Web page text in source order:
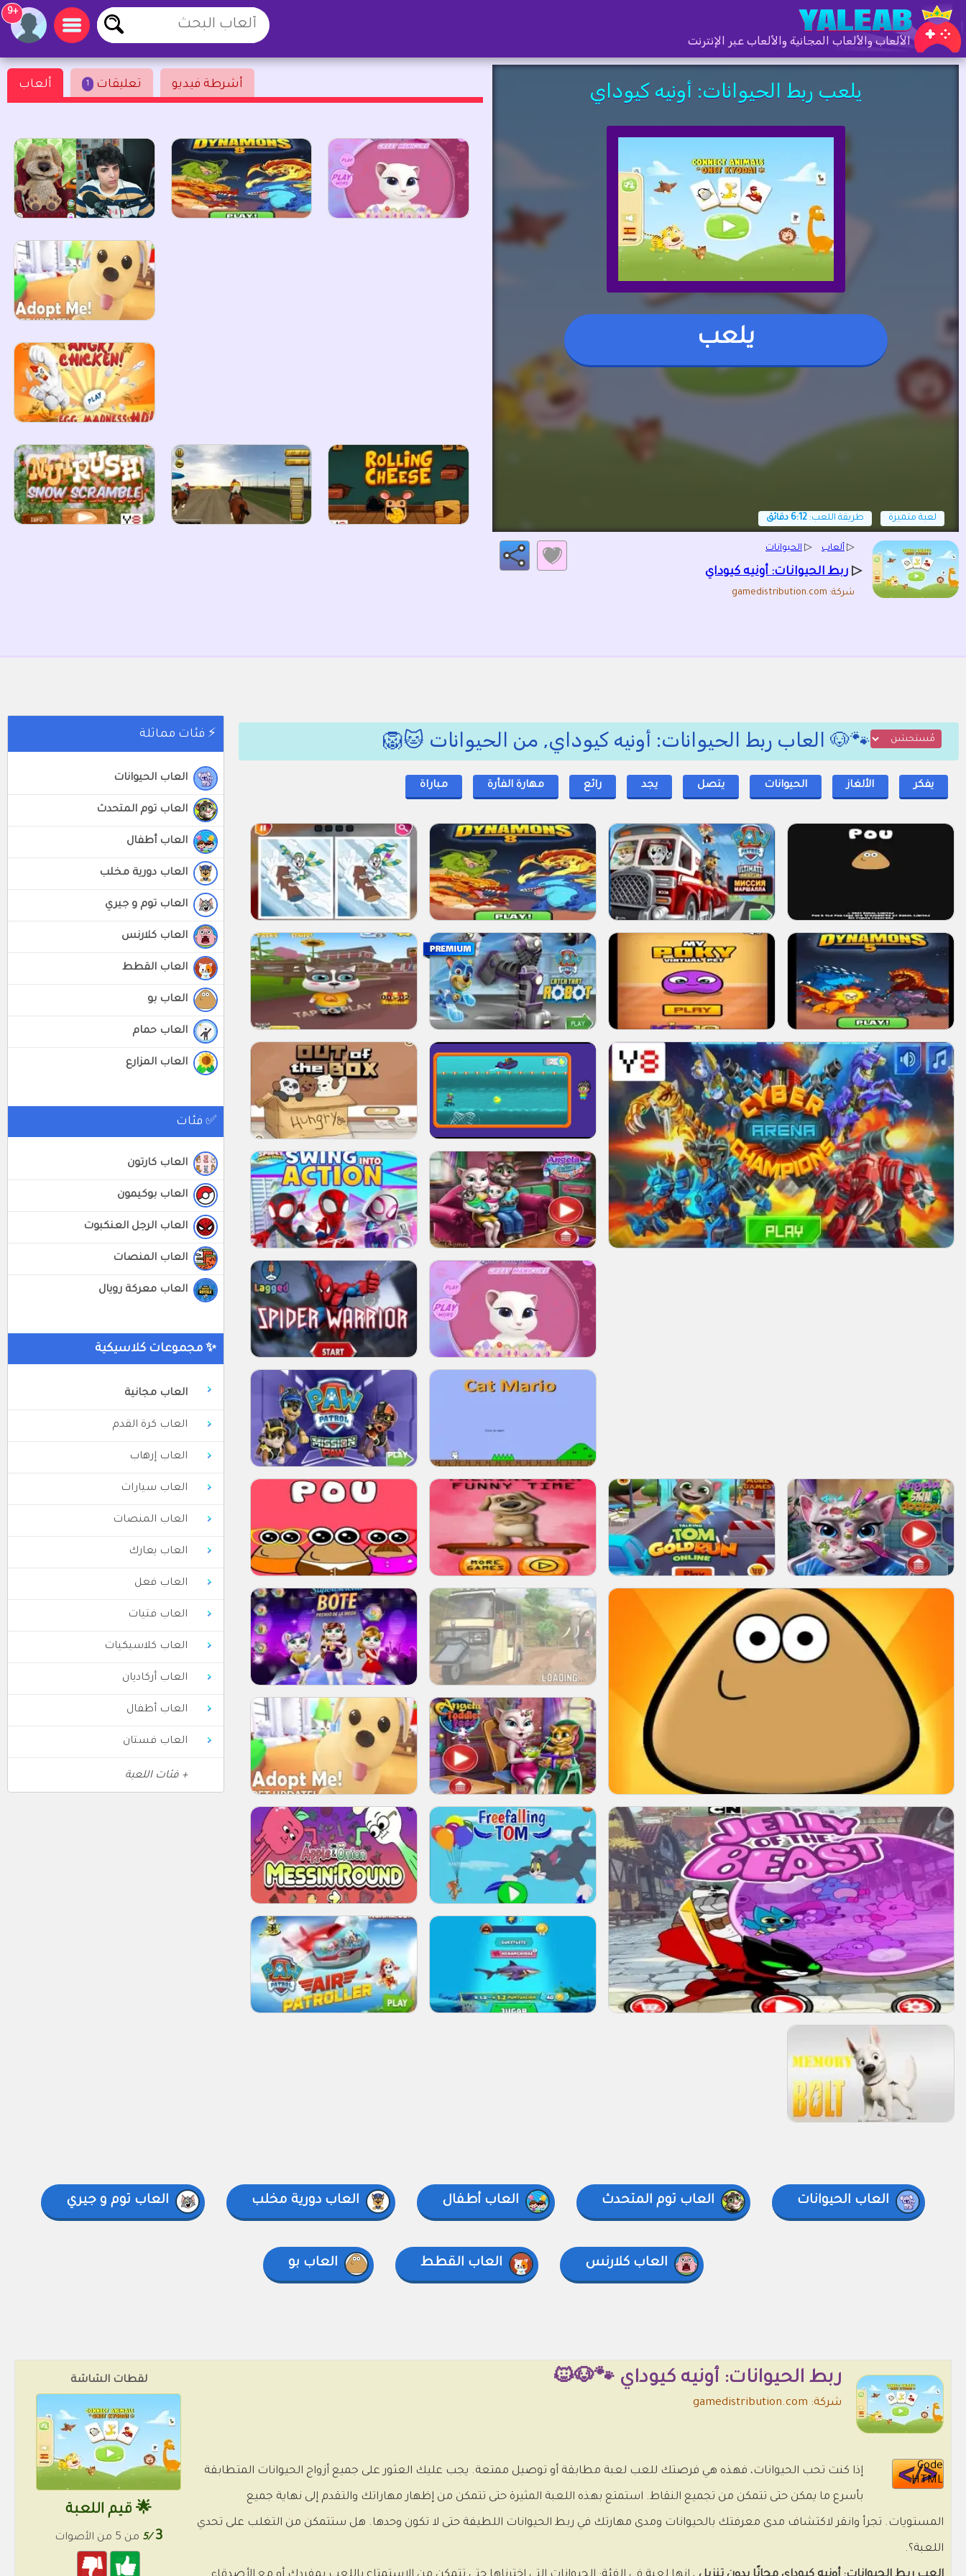
الألعاب والألعاب المجانية والألعاب عبر الإنترنت
+9
يلعب ربط الحيوانات: أونيه كيوداي
يلعب
لعبة متميزة طريقة اللعب: 6:12 دقائق
▷ ألعاب ▷ الحيوانات
▷ ربط الحيوانات: أونيه كيوداي
شركة: gamedistribution.com
ألعاب 1 تعليقات أشرطة فيديو
⚡ فئات مماثلة
العاب الحيوانات
العاب توم المتحدث
العاب أطفال
العاب دورية مخلب
العاب توم و جيري
العاب كلارنس
العاب القطط
العاب بو
العاب حمام
العاب المزارع
✅ فئات
العاب كارتون
العاب بوكيمون
العاب الرجل العنكبوت
العاب المنصات
العاب معركة رويال
✨ مجموعات كلاسيكية
العاب مجانية
العاب كرة القدم
العاب إرهاب
العاب سيارات
العاب المنصات
العاب يعارك
العاب فعل
العاب فتيات
العاب كلاسيكيات
العاب أركاديان
العاب أطفال
العاب فستان
+ فئات اللعبة
🐾🐶 العاب ربط الحيوانات: أونيه كيوداي, من الحيوانات 🐱🦁
يفكر الألغاز الحيوانات يتصل يجد رائع مهارة الفأرة مباراة
العاب الحيوانات العاب توم المتحدث العاب أطفال العاب دورية مخلب العاب توم و جيري
العاب كلارنس العاب القطط العاب بو
لقطات الشاشة
🌟 قيم اللعبة
3
/5 من 5 من الأصوات
ربط الحيوانات: أونيه كيوداي 🐾🐶🐱
شركة: gamedistribution.com
Code
HTML
إذا كنت تحب الحيوانات، فهذه هي فرصتك للعب لعبة مطابقة أو توصيل ممتعة. يجب عليك العثور على جميع أزواج الحيوانات المتطابقة
بأسرع ما يمكن حتى تتمكن من تجميع النقاط. استمتع بهذه اللعبة المثيرة حتى تتمكن من إظهار مهاراتك والتقدم إلى نهاية جميع
المستويات. تجرأ وانقر لاكتشاف مدى معرفتك بالحيوانات ومدى مهارتك في ربط الحيوانات اللطيفة حتى لا تكون وحدها. هل ستتمكن من التغلب على تحدي
اللعبة؟.